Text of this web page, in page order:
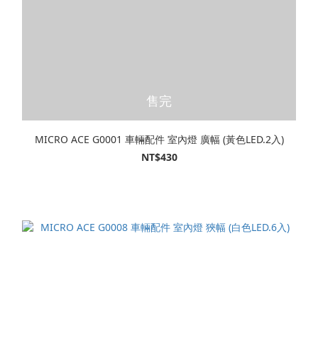
售完
MICRO ACE G0001 車輛配件 室內燈 廣幅 (黃色LED.2入)
NT$430